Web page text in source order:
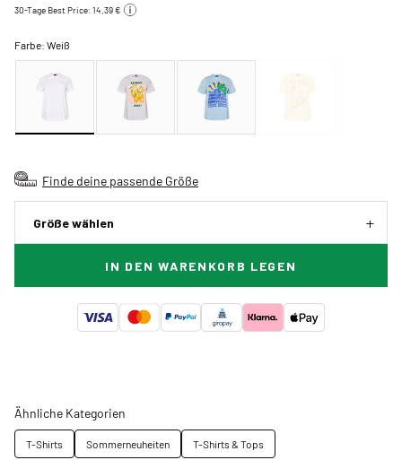
30-Tage Best Price: 14,39 €
Farbe:Weiß
Finde deine passende Größe
Größe wählen
IN DEN WARENKORB LEGEN
Ähnliche Kategorien
T-Shirts Sommerneuheiten T-Shirts & Tops